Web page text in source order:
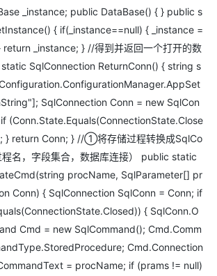
_instance; public DataBase() { } public s
{ if(_instance==null) { _instance =
_instance; } //得到并返回一个打开的数
SqlConnection ReturnConn() { string s
SqlConnection Conn = new SqlCon
(Conn.State.Equals(ConnectionState.Close
} return Conn; } //①将存储过程转换成SqlCo
名，字段集合，数据库连接） public static
procName, SqlParameter[] pr
Conn) { SqlConnection SqlConn = Conn; if
{ SqlConn.O
Cmd = new SqlCommand(); Cmd.Comm
Cmd.Connection
= procName; if (prams != null)